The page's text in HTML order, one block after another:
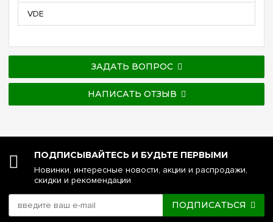
VDE
ЗАДАТЬ ВОПРОС
НАПИСАТЬ ОТЗЫВ
ПОДПИСЫВАЙТЕСЬ И БУДЬТЕ ПЕРВЫМИ
Новинки, интересные новости, акции и распродажи,
скидки и рекомендации
ПОДПИСАТЬСЯ